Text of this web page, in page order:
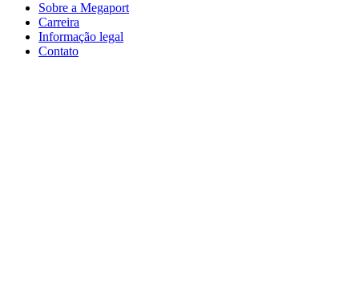
Sobre a Megaport
Carreira
Informação legal
Contato